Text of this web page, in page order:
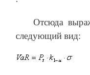
Отсюда
следующий вид: